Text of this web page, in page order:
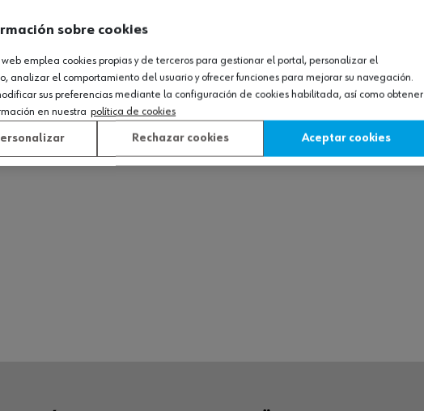
sobre cookies
web emplea cookies propias y de terceros para gestionar el portal, personalizar el
analizar el comportamiento del usuario y ofrecer funciones para mejorar su navegación.
sus preferencias mediante la configuración de cookies habilitada, así como obtener
en nuestra política de cookies
Rechazar cookies Aceptar cookies